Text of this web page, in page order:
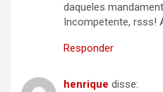
daqueles
Incompetente, rsss!
Responder
henrique disse: